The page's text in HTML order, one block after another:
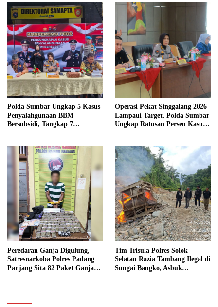
Polda Sumbar Ungkap 5 Kasus
Penyalahgunaan BBM
Bersubsidi, Tangkap 7
Operasi Pekat Singgalang 2026
Lampaui Target, Polda Sumbar
Ungkap Ratusan Persen Kasus
Peredaran Ganja Digulung,
Satresnarkoba Polres Padang
Panjang Sita 82 Paket Ganja
Tim Trisula Polres Solok
Selatan Razia Tambang Ilegal di
Sungai Bangko, Asbuk